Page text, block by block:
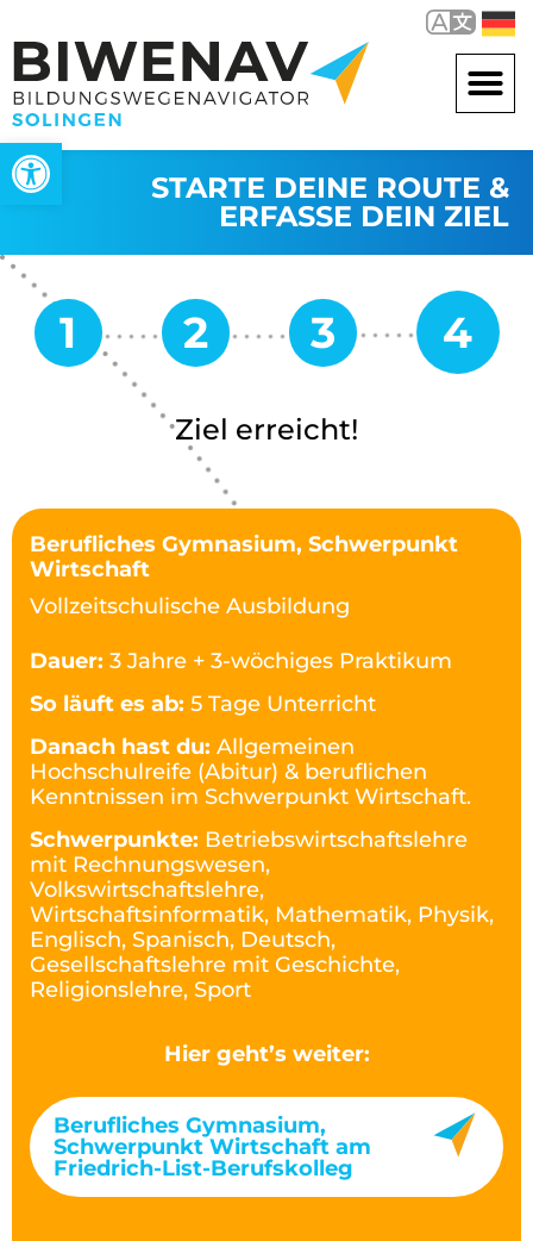
Werkzeugleiste öffnen
STARTE DEINE ROUTE &
ERFASSE DEIN ZIEL
Ziel erreicht!
Berufliches Gymnasium, Schwerpunkt
Wirtschaft
Vollzeitschulische Ausbildung
Dauer: 3 Jahre + 3-wöchiges Praktikum
So läuft es ab: 5 Tage Unterricht
Danach hast du: Allgemeinen
Hochschulreife (Abitur) & beruflichen
Kenntnissen im Schwerpunkt Wirtschaft.
Schwerpunkte: Betriebswirtschaftslehre
mit Rechnungswesen,
Volkswirtschaftslehre,
Wirtschaftsinformatik, Mathematik, Physik,
Englisch, Spanisch, Deutsch,
Gesellschaftslehre mit Geschichte,
Religionslehre, Sport
Hier geht’s weiter:
Berufliches Gymnasium,
Schwerpunkt Wirtschaft am
Friedrich-List-Berufskolleg